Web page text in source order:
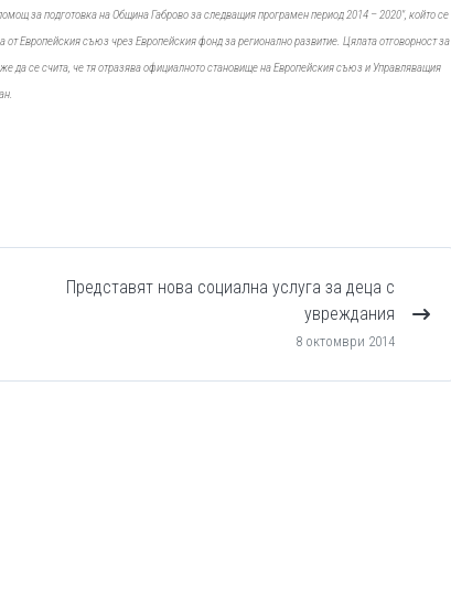
за подготовка на Община Габрово за следващия програмен период 2014 – 2020", който се
Европейския съюз чрез Европейския фонд за регионално развитие. Цялата отговорност за
да се счита, че тя отразява официалното становище на Европейския съюз и Управляващия
Представят нова социална услуга за деца с
увреждания
8 октомври 2014